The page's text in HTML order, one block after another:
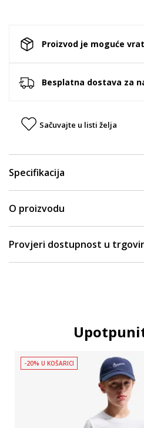
Proizvod je moguće
Besplatna dostava za
Sačuvajte u listi želja
Specifikacija
O proizvodu
Provjeri dostupnost u
-20% U KOŠARICI